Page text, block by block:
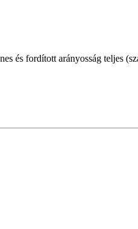
és fordított arányosság teljes